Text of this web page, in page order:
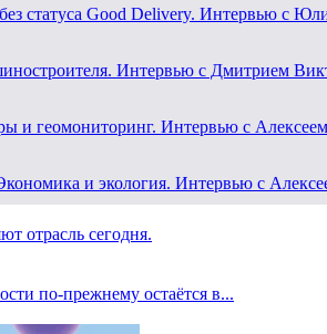
статуса Good Delivery. Интервью с
Интервью с Дмитрием
и геомониторинг. Интервью с
и экология. Интервью с
отрасль сегодня.
по-прежнему остаётся в...